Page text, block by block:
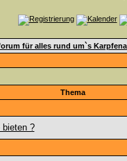
für alles rund um`s
Thema
?